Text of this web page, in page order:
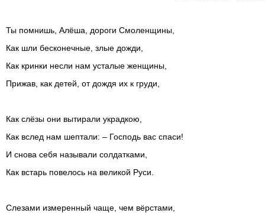
Ты помнишь, Алёша, дороги Смоленщины,
Как шли бесконечные, злые дожди,
Как кринки несли нам усталые женщины,
Прижав, как детей, от дождя их к груди,
Как слёзы они вытирали украдкою,
Как вслед нам шептали: – Господь вас спаси!
И снова себя называли солдатками,
Как встарь повелось на великой Руси.
Слезами измеренный чаще, чем вёрстами,